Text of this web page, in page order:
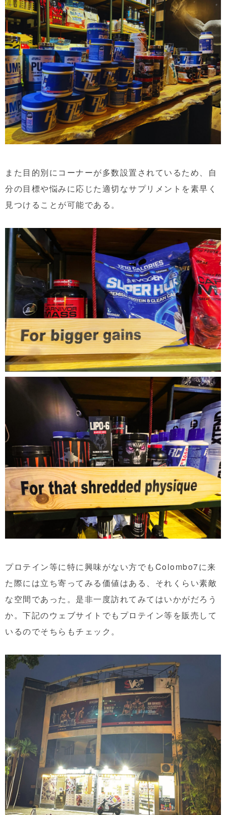
また目的別にコーナーが多数設置されているため、自
分の目標や悩みに応じた適切なサプリメントを素早く
見つけることが可能である。
プロテイン等に特に興味がない方でもColombo7に来
た際には立ち寄ってみる価値はある、それくらい素敵
な空間であった。是非一度訪れてみてはいかがだろう
か。下記のウェブサイトでもプロテイン等を販売して
いるのでそちらもチェック。